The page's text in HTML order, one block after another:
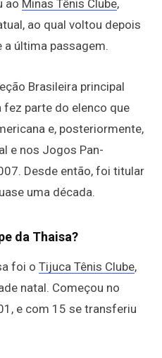
ao Minas Tênis Clube,
ao qual voltou depois
a última passagem.
Brasileira principal
fez parte do elenco que
e, posteriormente,
e nos Jogos Pan-
Desde então, foi titular
uma década.
da Thaisa?
foi o Tijuca Tênis Clube,
natal. Começou no
e com 15 se transferiu